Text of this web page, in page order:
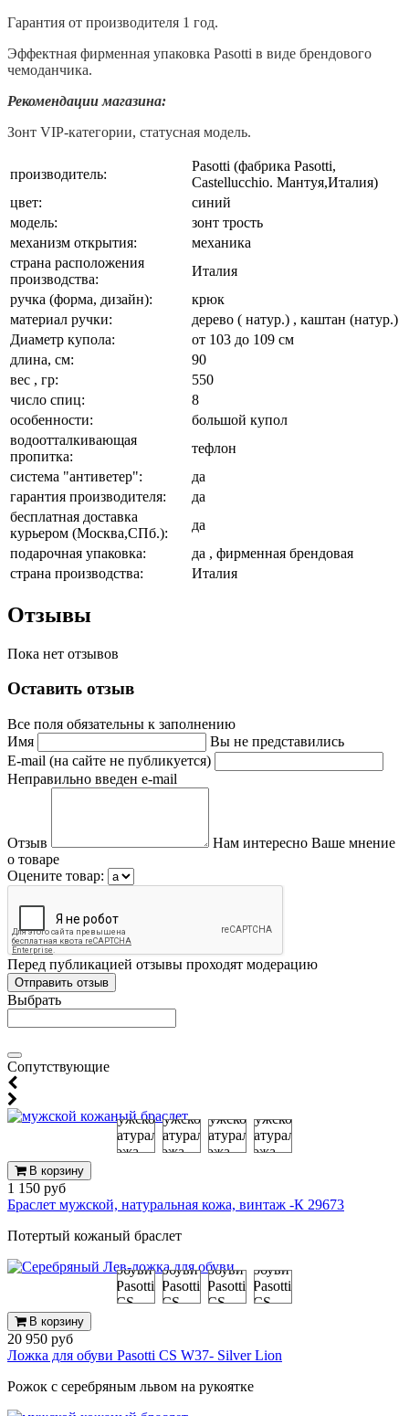
Гарантия от производителя 1 год.
Эффектная фирменная упаковка Pasotti в виде брендового
чемоданчика.
Рекомендации магазина:
Зонт VIP-категории, статусная модель.
производитель:
Pasotti (фабрика Pasotti,
Castellucchio. Мантуя,Италия)
цвет:
синий
модель:
зонт трость
механизм открытия:
механика
страна расположения
производства:
Италия
ручка (форма, дизайн):
крюк
материал ручки:
дерево ( натур.) , каштан (натур.)
Диаметр купола:
от 103 до 109 см
длина, см:
90
вес , гр:
550
число спиц:
8
особенности:
большой купол
водоотталкивающая
пропитка:
тефлон
система "антиветер":
да
гарантия производителя:
да
бесплатная доставка
курьером (Москва,СПб.):
да
подарочная упаковка:
да , фирменная брендовая
страна производства:
Италия
Отзывы
Пока нет отзывов
Оставить отзыв
Все поля обязательны к заполнению
Имя
Вы не представились
E-mail (на сайте не публикуется)
Неправильно введен e-mail
Отзыв
Нам интересно Ваше мнение
о товаре
Оцените товар:
Перед публикацией отзывы проходят модерацию
Выбрать
Cопутствующие
В корзину
1 150 руб
Браслет мужской, натуральная кожа, винтаж -К 29673
Потертый кожаный браслет
В корзину
20 950 руб
Ложка для обуви Pasotti CS W37- Silver Lion
Рожок с серебряным львом на рукоятке